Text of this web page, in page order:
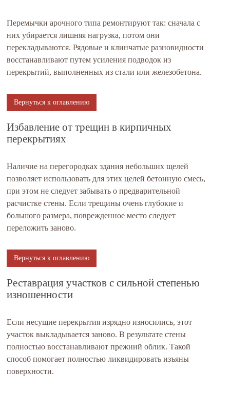
Перемычки арочного типа ремонтируют так: сначала с
них убирается лишняя нагрузка, потом они
перекладываются. Рядовые и клинчатые разновидности
восстанавливают путем усиления подводок из
перекрытий, выполненных из стали или железобетона.
Вернуться к оглавлению
Избавление от трещин в кирпичных
перекрытиях
Наличие на перегородках здания небольших щелей
позволяет использовать для этих целей бетонную смесь,
при этом не следует забывать о предварительной
расчистке стены. Если трещины очень глубокие и
большого размера, поврежденное место следует
переложить заново.
Вернуться к оглавлению
Реставрация участков с сильной степенью
изношенности
Если несущие перекрытия изрядно износились, этот
участок выкладывается заново. В результате стены
полностью восстанавливают прежний облик. Такой
способ помогает полностью ликвидировать изъяны
поверхности.